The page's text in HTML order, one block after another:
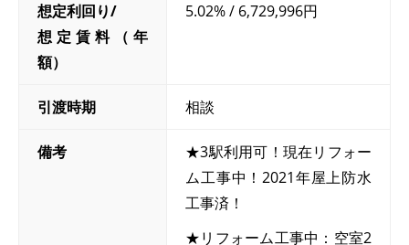
想定利回り/
想定賃料（年
額）
5.02% / 6,729,996円
引渡時期 相談
備考
★3駅利用可！現在リフォー
ム工事中！2021年屋上防水
工事済！
★リフォーム工事中：空室2